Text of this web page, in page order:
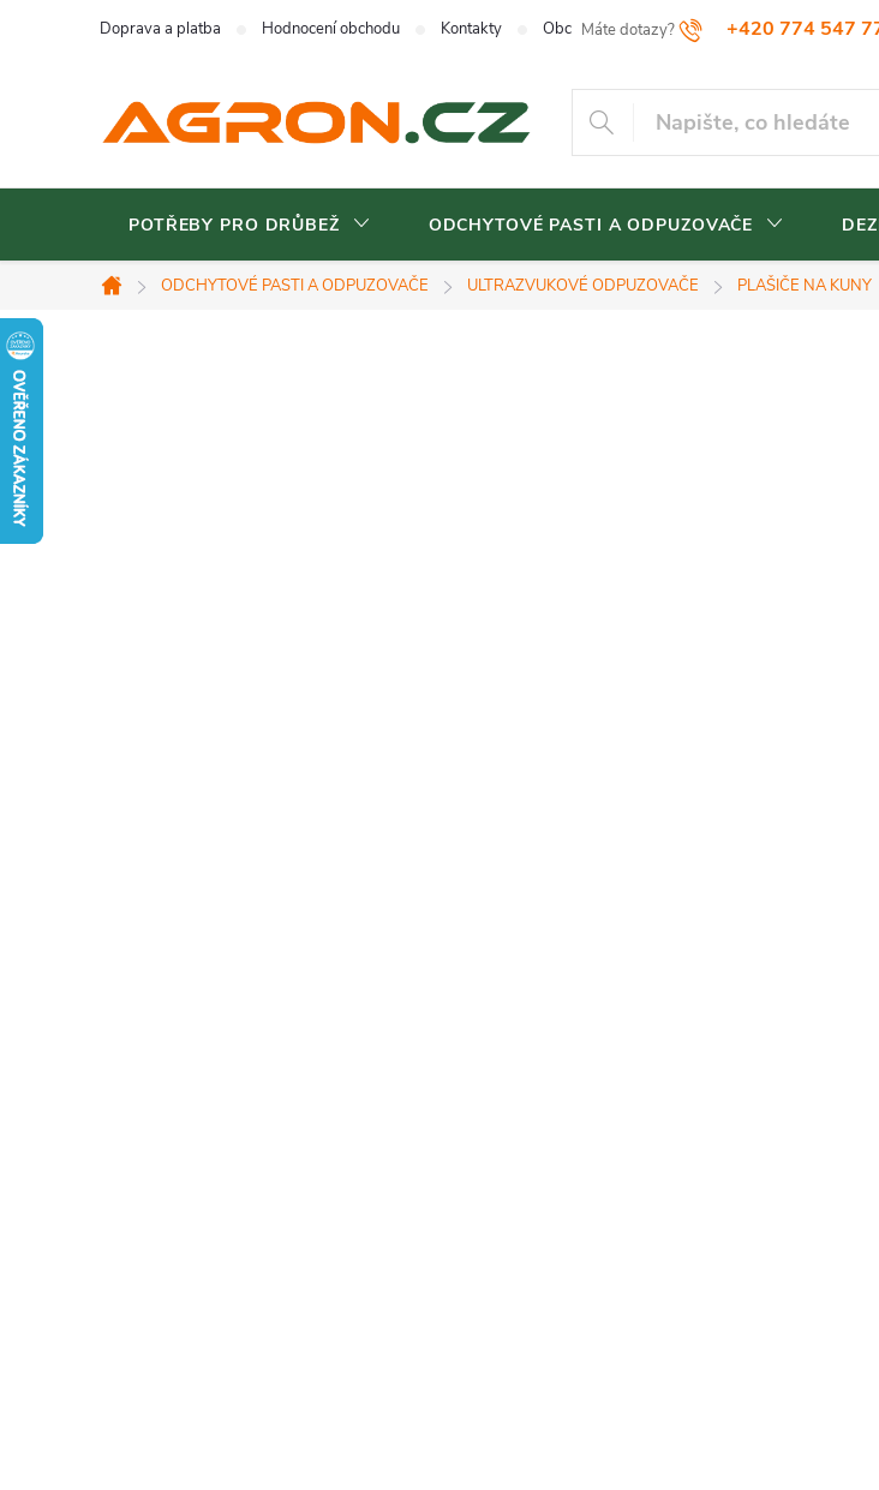
+420 774 547
Doprava a platba Hodnocení obchodu Kontakty Obchodní podmínky Reklamační řád
POTŘEBY PRO DRŮBEŽ ODCHYTOVÉ PASTI A ODPUZOVAČE
Domů
ODCHYTOVÉ PASTI A ODPUZOVAČE ULTRAZVUKOVÉ ODPUZOVAČE PLAŠIČE NA KUNY